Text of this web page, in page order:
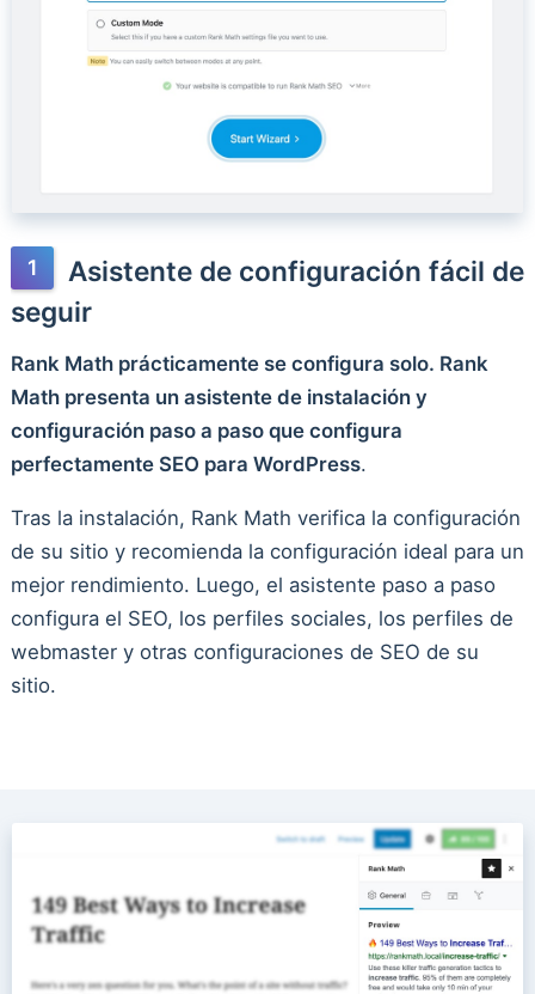
Asistente de configuración fácil de
seguir
Rank Math prácticamente se configura solo. Rank
Math presenta un asistente de instalación y
configuración paso a paso que configura
perfectamente SEO para WordPress.
Tras la instalación, Rank Math verifica la configuración
de su sitio y recomienda la configuración ideal para un
mejor rendimiento. Luego, el asistente paso a paso
configura el SEO, los perfiles sociales, los perfiles de
webmaster y otras configuraciones de SEO de su
sitio.